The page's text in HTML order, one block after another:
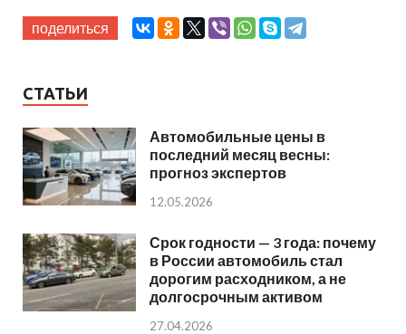
поделиться
СТАТЬИ
Автомобильные цены в
последний месяц весны:
прогноз экспертов
12.05.2026
Срок годности — 3 года: почему
в России автомобиль стал
дорогим расходником, а не
долгосрочным активом
27.04.2026